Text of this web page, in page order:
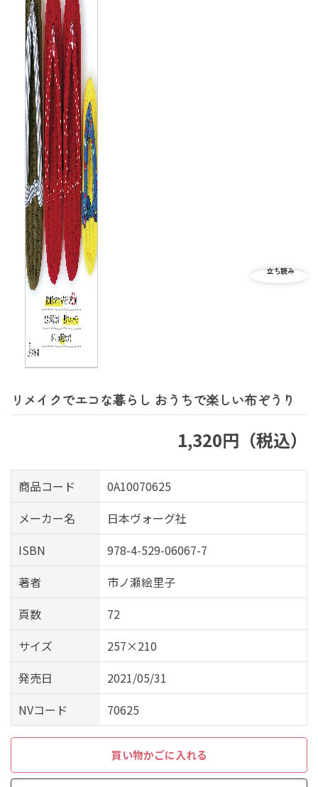
リメイクでエコな暮らし おうちで楽しい布ぞうり
1,320円（税込）
商品コード
0A10070625
メーカー名
日本ヴォーグ社
ISBN
978-4-529-06067-7
著者
市ノ瀬絵里子
頁数
72
サイズ
257×210
発売日
2021/05/31
NVコード
70625
買い物かごに入れる